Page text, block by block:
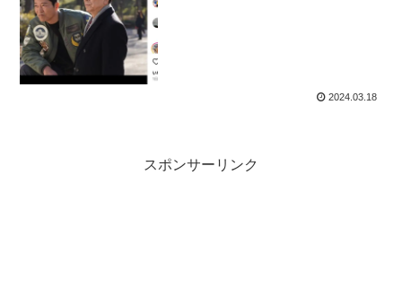
2024.03.18
スポンサーリンク